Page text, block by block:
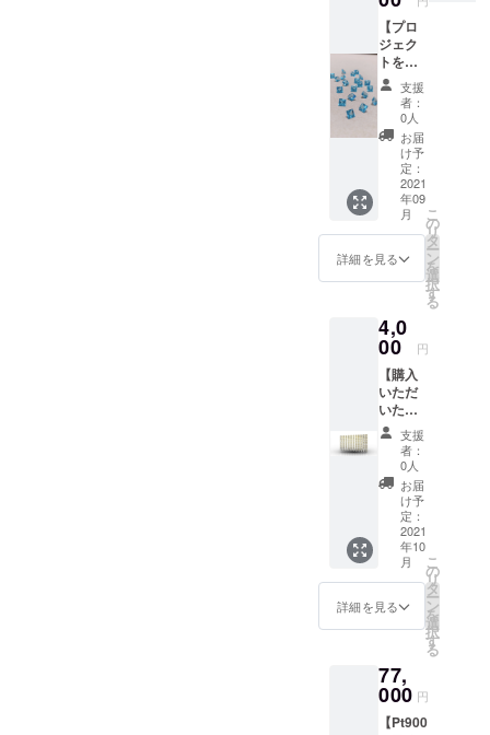
軽に作れる
リー」を
モット―に
多くの方々
へお届けし
ていきたい
と思いま
す。
【プロ
ジェク
トを応
援】 バ
フトッ
プ ブ
ルート
パーズ
2pcs
セット
こちら
はプロ
ジェク
トの応
援とし
てルー
の販売
になり
ます。
商品を
作る際
に余っ
てし
まった
ルース
をサス
ティナ
ブルに
販売す
る事で
永遠で
はない
宝石の
有効活
用した
く特別
価格で
支援
者：
0人
お届
け予
定：
2021
年09
月
詳細を見る
こ
の
リ
タ
ー
ン
を
選
択
す
る
4,0
00 円
【購入
いただ
いたリ
ングの
製品鑑
別書作
成】 ・
素材の
証明 ・
石の証
品鑑別
所とは
科学的
検査に
より、
品の宝
石が本
物かを
鑑別す
支援
者：
0人
お届
け予
定：
2021
年10
月
詳細を見る
こ
の
リ
タ
ー
ン
を
選
択
す
る
77,
000 円
【Pt900